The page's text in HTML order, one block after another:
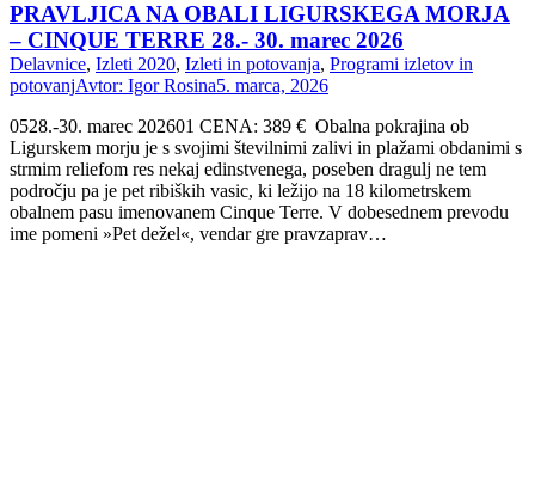
PRAVLJICA NA OBALI LIGURSKEGA MORJA
– CINQUE TERRE 28.- 30. marec 2026
Delavnice, Izleti 2020, Izleti in potovanja, Programi izletov in
potovanjAvtor: Igor Rosina5. marca, 2026
0528.-30. marec 202601 CENA: 389 € Obalna pokrajina ob
Ligurskem morju je s svojimi številnimi zalivi in plažami obdanimi s
strmim reliefom res nekaj edinstvenega, poseben dragulj ne tem
področju pa je pet ribiških vasic, ki ležijo na 18 kilometrskem
obalnem pasu imenovanem Cinque Terre. V dobesednem prevodu
ime pomeni »Pet dežel«, vendar gre pravzaprav…